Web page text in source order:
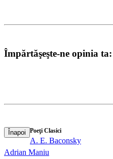
Împărtăşeşte-ne opinia ta:
Înapoi Poeţi Clasici
A. E. Baconsky
Adrian Maniu